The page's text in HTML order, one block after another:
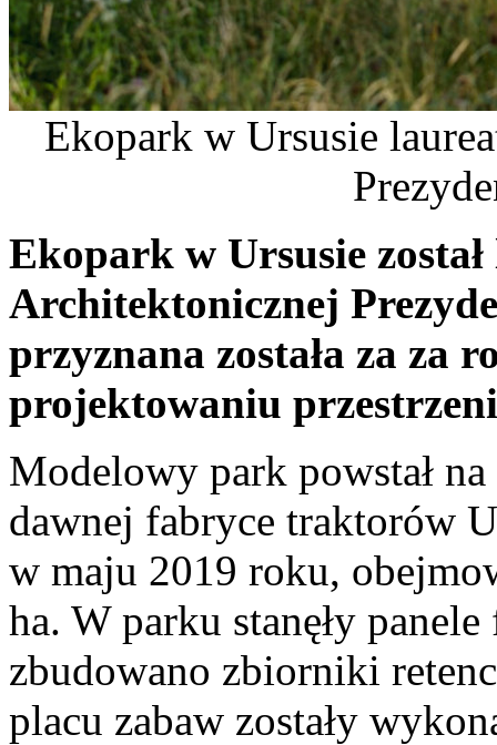
Ekopark w Ursusie
Ekopark w Ursusie
Architektonicznej
przyznana została za za
projektowaniu
Modelowy park powstał
dawnej fabryce traktorów
w maju 2019 roku,
ha. W parku stanęły
zbudowano zbiorniki
placu zabaw zostały